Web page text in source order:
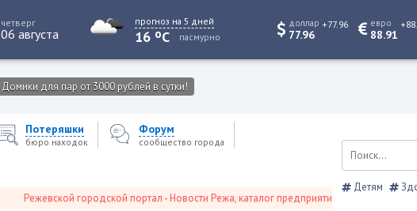
четверг
06 августа
прогноз на 5 дней
16 oC пасмурно
доллар
77.96
+77.96 евро
88.91
Домики для пар от 3000 рублей в сутки!
Потеряшки
бюро находок
Форум
сообщество города
Режевской городской портал - Новости Режа, каталог предприятий, объявления,
Детям